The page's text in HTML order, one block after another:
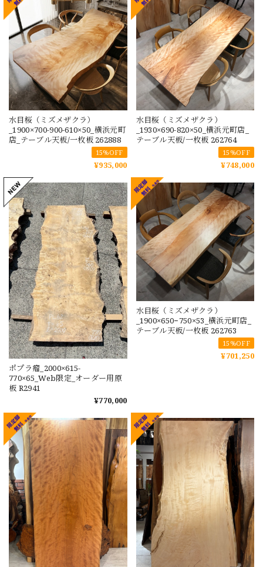
水目桜（ミズメザクラ）
_1900×700-900-610×50_横浜元町
店_テーブル天板/一枚板 262888
15%OFF
¥935,000
水目桜（ミズメザクラ）
_1930×690-820×50_横浜元町店_
テーブル天板/一枚板 262764
15%OFF
¥748,000
ポプラ瘤_2000×615-
770×65_Web限定_オーダー用原
板 R2941
¥770,000
水目桜（ミズメザクラ）
_1900×650−750×53_横浜元町店_
テーブル天板/一枚板 262763
15%OFF
¥701,250